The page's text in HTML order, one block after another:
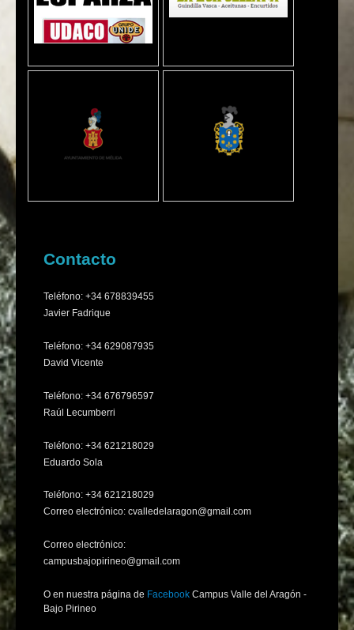
Contacto
Teléfono: +34 678839455
Javier Fadrique
Teléfono: +34 629087935
David Vicente
Teléfono: +34 676796597
Raúl Lecumberri
Teléfono: +34 621218029
Eduardo Sola
Teléfono: +34 621218029
Correo electrónico: cvalledelaragon@gmail.com
Correo electrónico:
campusbajopirineo@gmail.com
O en nuestra página de Facebook Campus Valle del Aragón -
Bajo Pirineo